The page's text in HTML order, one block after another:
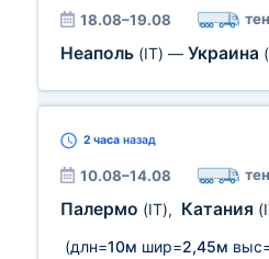
18.08–19.08
Неаполь (IT) — Украина
2 часа назад
10.08–14.08
Палермо (IT), Катания
(длн=10м шир=2,45м